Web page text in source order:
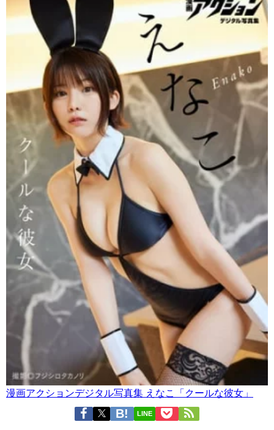
漫画アクションデジタル写真集 えなこ「クールな彼女」
LINE